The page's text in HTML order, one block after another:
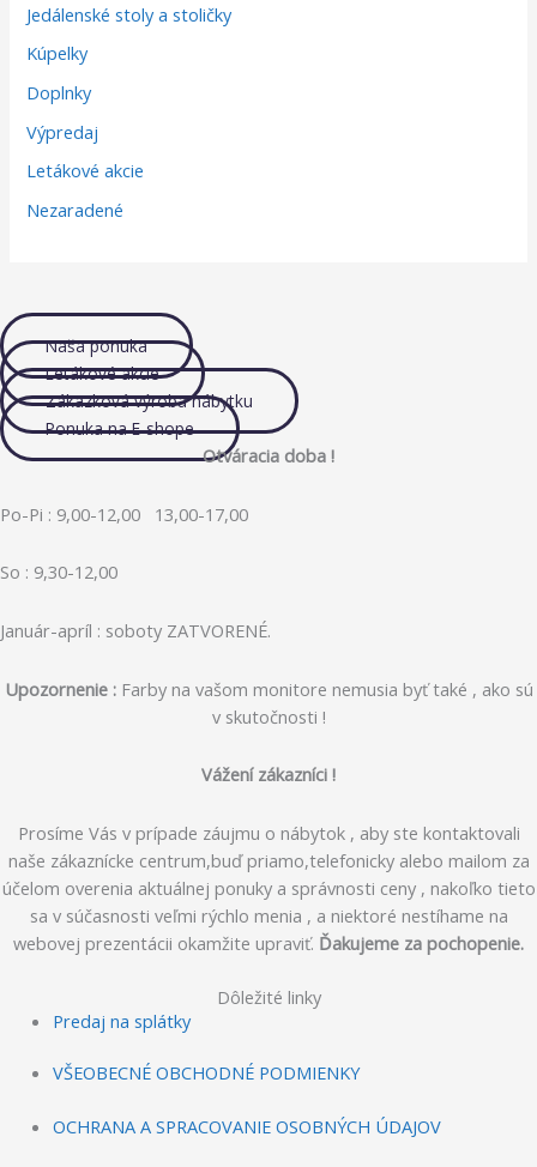
Jedálenské stoly a stoličky
Kúpelky
Doplnky
Výpredaj
Letákové akcie
Nezaradené
Naša ponuka
Letákové akcie
Zákazková výroba nábytku
Ponuka na E-shope
Otváracia doba !
Po-Pi : 9,00-12,00 13,00-17,00
So : 9,30-12,00
Január-apríl : soboty ZATVORENÉ.
Upozornenie :Farby na vašom monitore nemusia byť také , ako sú
v skutočnosti !
Vážení zákazníci !
Prosíme Vás v prípade záujmu o nábytok , aby ste kontaktovali
naše zákaznícke centrum,buď priamo,telefonicky alebo mailom za
účelom overenia aktuálnej ponuky a správnosti ceny , nakoľko tieto
sa v súčasnosti veľmi rýchlo menia , a niektoré nestíhame na
webovej prezentácii okamžite upraviť. Ďakujeme za pochopenie.
Dôležité linky
Predaj na splátky
VŠEOBECNÉ OBCHODNÉ PODMIENKY
OCHRANA A SPRACOVANIE OSOBNÝCH ÚDAJOV